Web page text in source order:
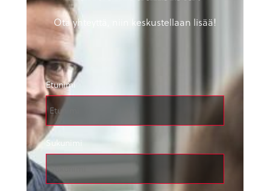
Ota yhteyttä, niin keskustellaan lisää!
Etunimi
Sukunimi